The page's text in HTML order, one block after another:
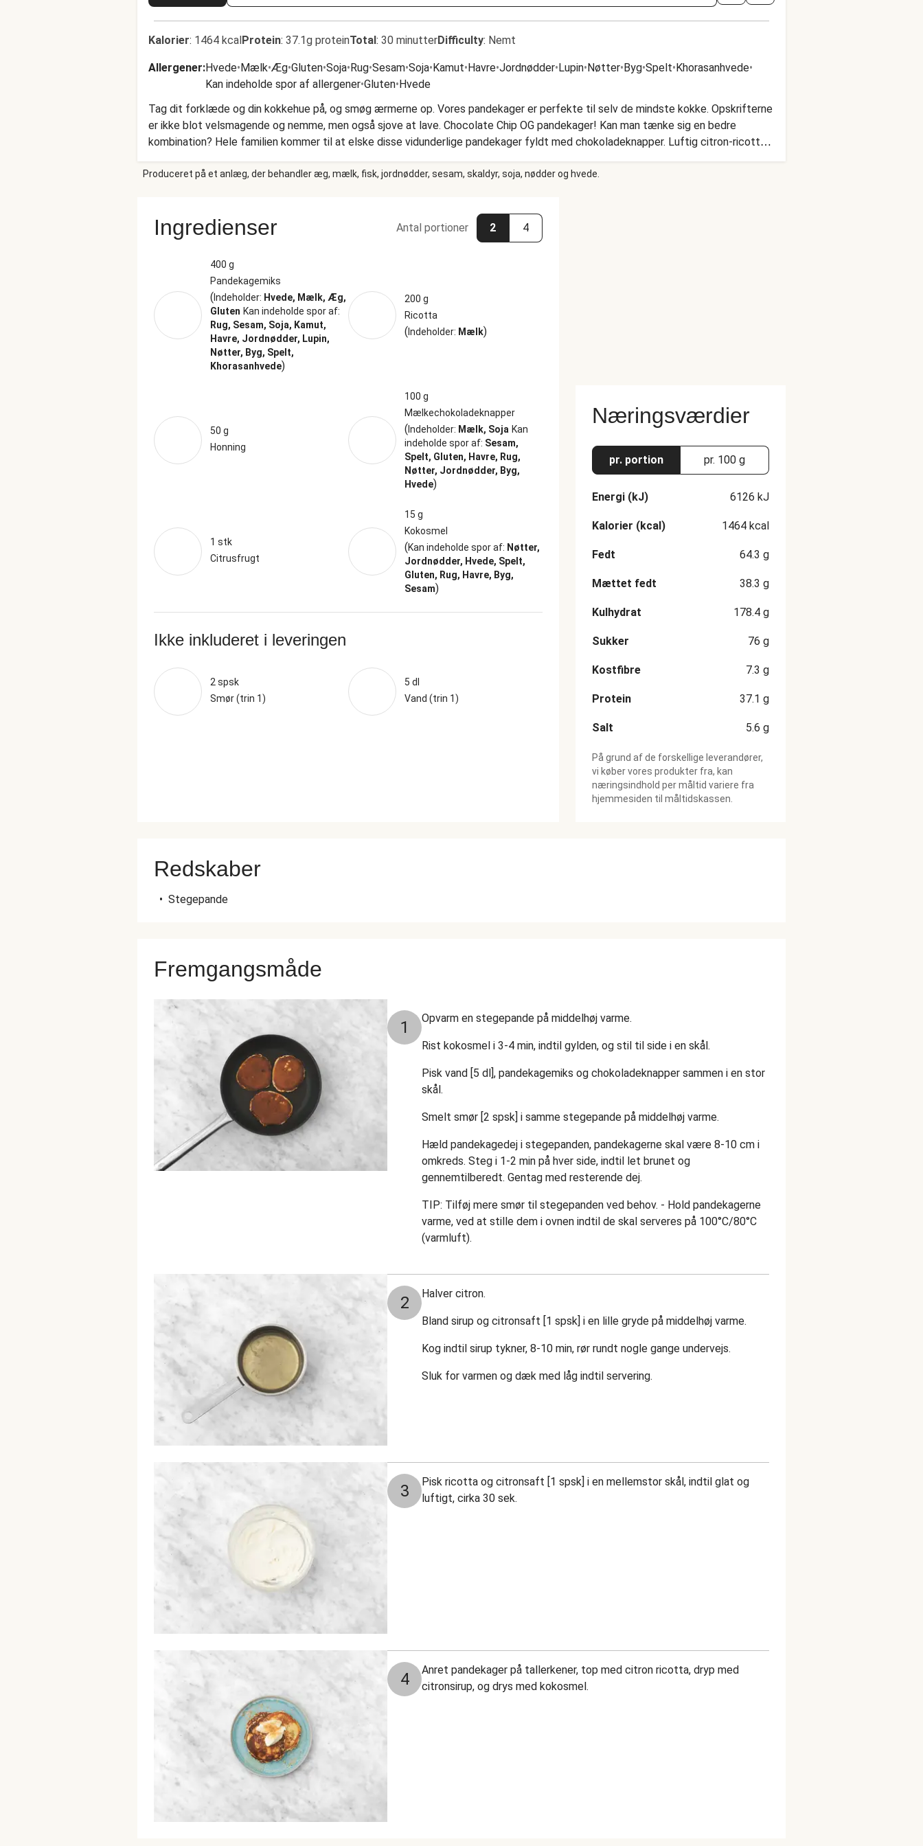
Kalorier: 1464 kcalProtein: 37.1g proteinTotal: 30 minutterDifficulty: Nemt
Allergener:Hvede•Mælk•Æg•Gluten•Soja•Rug•Sesam•Soja•Kamut•Havre•Jordnødder•Lupin•Nøtter•Byg•Spelt•Khorasanhvede•
Kan indeholde spor af allergener•Gluten•Hvede
Tag dit forklæde og din kokkehue på, og smøg ærmerne op. Vores pandekager er perfekte til selv de mindste kokke. Opskrifterne
er ikke blot velsmagende og nemme, men også sjove at lave. Chocolate Chip OG pandekager! Kan man tænke sig en bedre
kombination? Hele familien kommer til at elske disse vidunderlige pandekager fyldt med chokoladeknapper. Luftig citron-ricotta
og syrlig citronsirup giver en skøn kontrast til alt det søde.
Produceret på et anlæg, der behandler æg, mælk, fisk, jordnødder, sesam, skaldyr, soja, nødder og hvede.
Ingredienser Antal portioner 2 4
400 g
Pandekagemiks
(Indeholder: Hvede, Mælk, Æg,
Gluten Kan indeholde spor af:
Rug, Sesam, Soja, Kamut,
Havre, Jordnødder, Lupin,
Nøtter, Byg, Spelt,
Khorasanhvede)
200 g
Ricotta
(Indeholder: Mælk)
50 g
Honning
100 g
Mælkechokoladeknapper
(Indeholder: Mælk, Soja Kan
indeholde spor af: Sesam,
Spelt, Gluten, Havre, Rug,
Nøtter, Jordnødder, Byg,
Hvede)
1 stk
Citrusfrugt
15 g
Kokosmel
(Kan indeholde spor af: Nøtter,
Jordnødder, Hvede, Spelt,
Gluten, Rug, Havre, Byg,
Sesam)
Ikke inkluderet i leveringen
2 spsk
Smør (trin 1)
5 dl
Vand (trin 1)
Næringsværdier
pr. portion pr. 100 g
Energi (kJ) 6126 kJ
Kalorier (kcal) 1464 kcal
Fedt 64.3 g
Mættet fedt 38.3 g
Kulhydrat 178.4 g
Sukker 76 g
Kostfibre 7.3 g
Protein 37.1 g
Salt 5.6 g
På grund af de forskellige leverandører,
vi køber vores produkter fra, kan
næringsindhold per måltid variere fra
hjemmesiden til måltidskassen.
Redskaber
• Stegepande
Fremgangsmåde
1 Opvarm en stegepande på middelhøj varme.
Rist kokosmel i 3-4 min, indtil gylden, og stil til side i en skål.
Pisk vand [5 dl], pandekagemiks og chokoladeknapper sammen i en stor
skål.
Smelt smør [2 spsk] i samme stegepande på middelhøj varme.
Hæld pandekagedej i stegepanden, pandekagerne skal være 8-10 cm i
omkreds. Steg i 1-2 min på hver side, indtil let brunet og
gennemtilberedt. Gentag med resterende dej.
TIP: Tilføj mere smør til stegepanden ved behov. - Hold pandekagerne
varme, ved at stille dem i ovnen indtil de skal serveres på 100°C/80°C
(varmluft).
2 Halver citron.
Bland sirup og citronsaft [1 spsk] i en lille gryde på middelhøj varme.
Kog indtil sirup tykner, 8-10 min, rør rundt nogle gange undervejs.
Sluk for varmen og dæk med låg indtil servering.
3
Pisk ricotta og citronsaft [1 spsk] i en mellemstor skål, indtil glat og
luftigt, cirka 30 sek.
4
Anret pandekager på tallerkener, top med citron ricotta, dryp med
citronsirup, og drys med kokosmel.